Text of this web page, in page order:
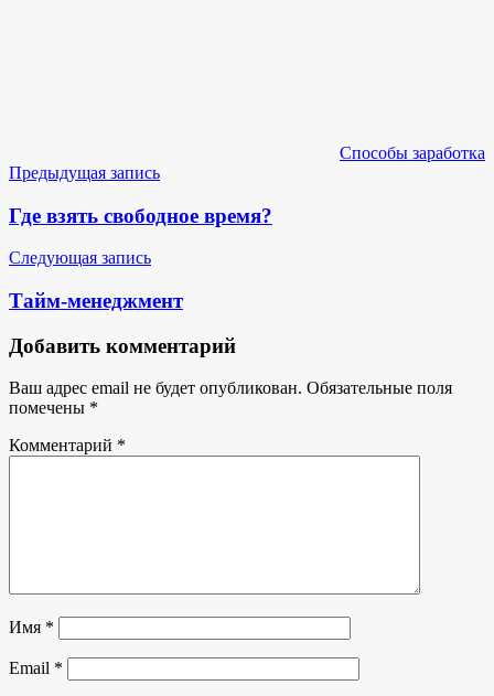
Способы заработка
Навигация
по
записям
Предыдущая запись
Где взять свободное время?
Следующая запись
Тайм-менеджмент
Добавить комментарий
Ваш адрес email не будет опубликован. Обязательные поля
помечены *
Комментарий *
Имя *
Email *